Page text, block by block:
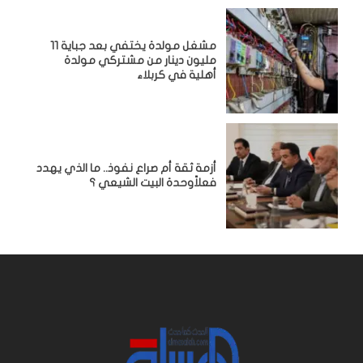
مشغل مولدة يختفي بعد جباية 11
مليون دينار من مشتركي مولدة
أهلية في كربلاء
أزمة ثقة أم صراع نفوذ.. ما الذي يهدد
فعلاًوحدة البيت الشيعي ؟